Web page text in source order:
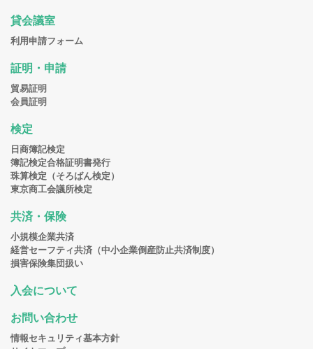
貸会議室
利用申請フォーム
証明・申請
貿易証明
会員証明
検定
日商簿記検定
簿記検定合格証明書発行
珠算検定（そろばん検定）
東京商工会議所検定
共済・保険
小規模企業共済
経営セーフティ共済（中小企業倒産防止共済制度）
損害保険集団扱い
入会について
お問い合わせ
情報セキュリティ基本方針